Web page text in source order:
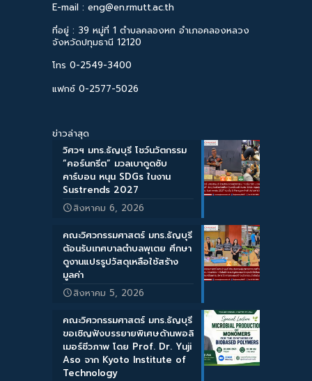
E-mail : eng@en.rmutt.ac.th
ที่อยู่ : 39 หมู่ที่ 1 ตำบลคลองหก อำเภอคลองหลวง
จังหวัดปทุมธานี 12120
โทร 0-2549-3400
แฟกซ์ 0-2577-5026
ข่าวล่าสุด
วิศวฯ มทร.ธัญบุรี โชว์นวัตกรรม
“คอร์นกรีต” มวลเบาดูดซับ
คาร์บอน หนุน SDGs ในงาน
Sustrends 2027
สิงหาคม 6, 2026
คณะวิศวกรรมศาสตร์ มทร.ธัญบุรี
ต้อนรับเทศบาลตำบลพุเตย ศึกษา
ดูงานแปรรูปวัสดุเหลือใช้สร้าง
มูลค่า
สิงหาคม 5, 2026
คณะวิศวกรรมศาสตร์ มทร.ธัญบุรี
ขอเชิญฟังบรรยายพิเศษด้านพอลิ
เมอร์ชีวภาพ โดย Prof. Dr. Yuji
Aso จาก Kyoto Institute of
Technology